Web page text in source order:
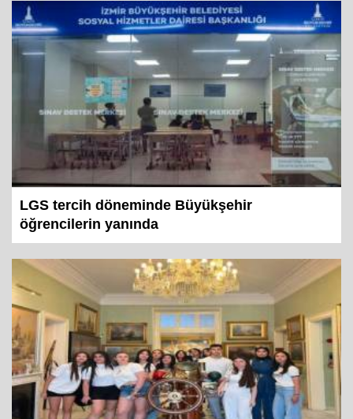
LGS tercih döneminde Büyükşehir
öğrencilerin yanında